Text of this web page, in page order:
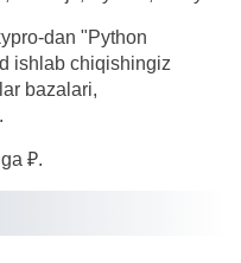
dan "Python
ishlab chiqishingiz
bazalari,
₽.